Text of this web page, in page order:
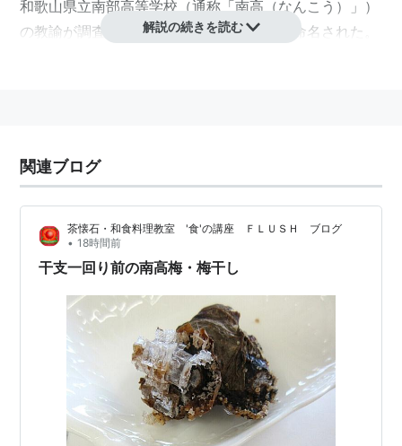
和歌山県立南部高等学校（通称「南高（なんこう）」）
の教諭が調査に尽力したので「南高梅」と命名された。
解説の続きを読む
関連ブログ
茶懐石・和食料理教室 '食'の講座 ＦＬＵＳＨ ブログ
• 18時間前
干支一回り前の南高梅・梅干し